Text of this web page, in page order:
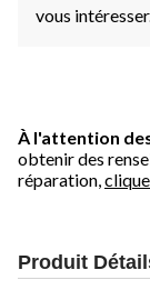
vous intéresser.
À l'attention
obtenir des
réparation,
Produit